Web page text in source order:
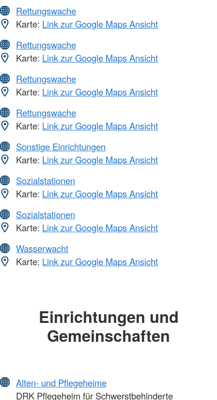
Rettungswache
Karte: Link zur Google Maps Ansicht
Rettungswache
Karte: Link zur Google Maps Ansicht
Rettungswache
Karte: Link zur Google Maps Ansicht
Rettungswache
Karte: Link zur Google Maps Ansicht
Sonstige Einrichtungen
Karte: Link zur Google Maps Ansicht
Sozialstationen
Karte: Link zur Google Maps Ansicht
Sozialstationen
Karte: Link zur Google Maps Ansicht
Wasserwacht
Karte: Link zur Google Maps Ansicht
Einrichtungen und
Gemeinschaften
Alten- und Pflegeheime
DRK Pflegeheim für Schwerstbehinderte